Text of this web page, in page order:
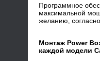
Программное
максимальной
желанию,
Монтаж Power
каждой модели